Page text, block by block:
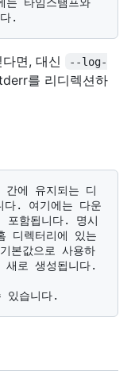
면, 대신
--log-
를 리디렉션하
다. 여기에는 다운
포함됩니다. 명시
디렉터리에 있는
본값으로 사용하
로 생성됩니다.